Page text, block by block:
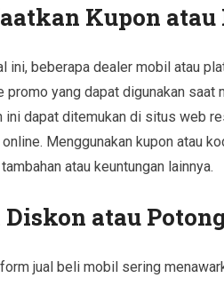
Kupon atau
ini, beberapa dealer mobil atau
promo yang dapat digunakan saat
ini dapat ditemukan di situs web
Menggunakan kupon atau
atau keuntungan lainnya.
Diskon atau
jual beli mobil sering